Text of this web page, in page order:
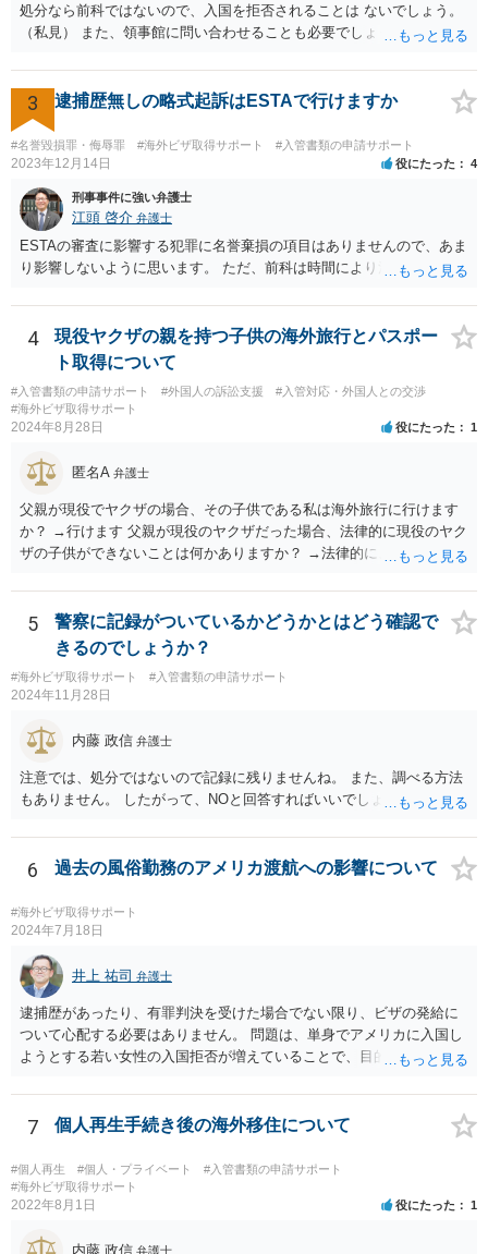
処分なら前科ではないので、入国を拒否されることは ないでしょう。
（私見） また、領事館に問い合わせることも必要でしょう。
3 逮捕歴無しの略式起訴はESTAで行けますか
#名誉毀損罪・侮辱罪 #海外ビザ取得サポート #入管書類の申請サポート
2023年12月14日 役にたった 4
刑事事件に強い弁護士
江頭 啓介 弁護士
ESTAの審査に影響する犯罪に名誉棄損の項目はありませんので、あま
り影響しないように思います。 ただ、前科は時間により消えません。
4
現役ヤクザの親を持つ子供の海外旅行とパスポー
ト取得について
#入管書類の申請サポート #外国人の訴訟支援
#入管対応・外国人との交渉
#海外ビザ取得サポート
2024年8月28日 役にたった 1
匿名A 弁護士
父親が現役でヤクザの場合、その子供である私は海外旅行に行けます
か？ →行けます 父親が現役のヤクザだった場合、法律的に現役のヤク
ザの子供ができないことは何かありますか？ →法律的に、ということ
5
警察に記録がついているかどうかとはどう確認で
きるのでしょうか？
#海外ビザ取得サポート #入管書類の申請サポート
2024年11月28日
内藤 政信 弁護士
注意では、処分ではないので記録に残りませんね。 また、調べる方法
もありません。 したがって、NOと回答すればいいでしょう。
6 過去の風俗勤務のアメリカ渡航への影響について
#海外ビザ取得サポート
2024年7月18日
井上 祐司 弁護士
逮捕歴があったり、有罪判決を受けた場合でない限り、ビザの発給に
ついて心配する必要はありません。 問題は、単身でアメリカに入国し
ようとする若い女性の入国拒否が増えていることで、目的・滞在期
に渡米歴がある場合には過去に訪問した場所等を細かく聞かれ、その
中に矛盾があると入国を拒否される事例が実際に数多く見聞きされて
す。
7 個人再生手続き後の海外移住について
#個人再生 #個人・プライベート
#入管書類の申請サポート
#海外ビザ取得サポート
2022年8月1日 役にたった 1
内藤 政信 弁護士